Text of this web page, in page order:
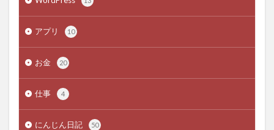
アプリ 10
お金 20
仕事 4
にんじん日記 50